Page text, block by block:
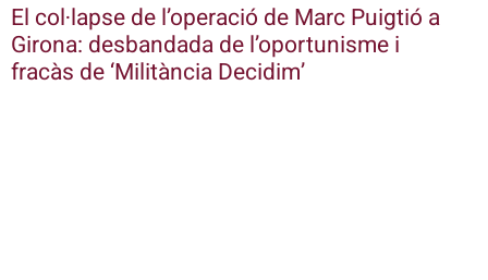
El col·lapse de l’operació de Marc Puigtió a
Girona: desbandada de l’oportunisme i
fracàs de ‘Militància Decidim’